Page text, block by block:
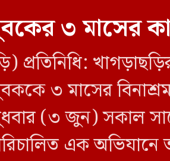
৩ মাসের
প্রতিনিধি:
৩ মাসের
(৩ জুন) সকাল
এক অভিযানে